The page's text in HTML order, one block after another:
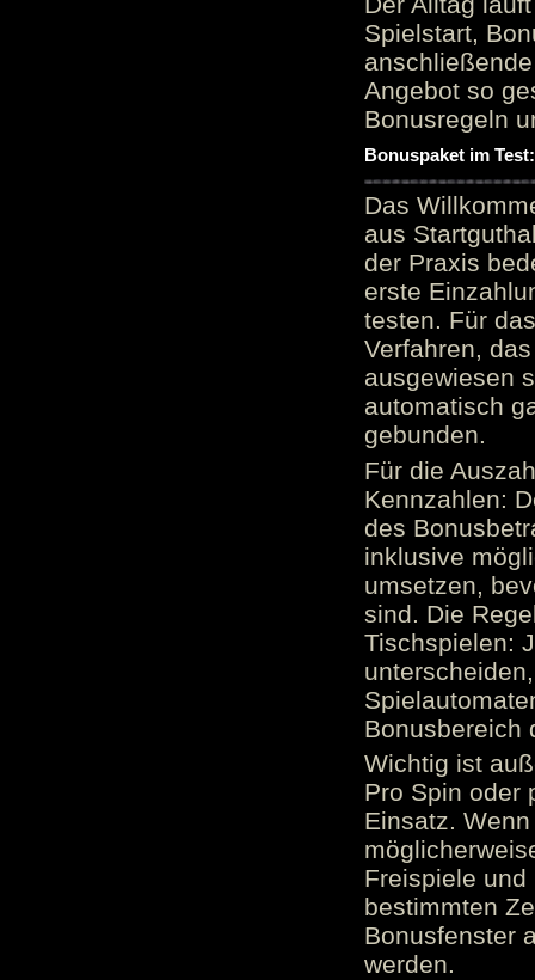
Spielstart,
Angebot so
Bonusregeln
Bonuspaket im
Das
aus
der Praxis
erste
testen. Für
Verfahren,
ausgewiesen
automatisch
gebunden.
Für die
Kennzahlen:
des
inklusive
umsetzen,
sind. Die
Tischspielen:
Bonusbereich
Wichtig ist
Pro Spin oder
Einsatz.
Freispiele
bestimmten
Bonusfenster
werden.